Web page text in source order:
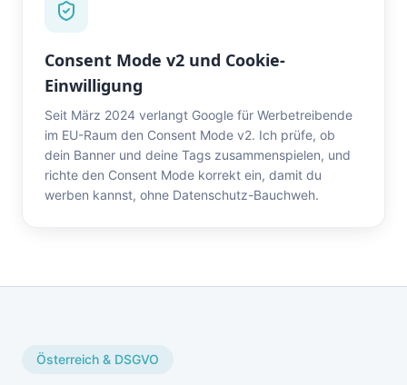
Consent Mode v2 und Cookie-
Einwilligung
Seit März 2024 verlangt Google für Werbetreibende
im EU-Raum den Consent Mode v2. Ich prüfe, ob
dein Banner und deine Tags zusammenspielen, und
richte den Consent Mode korrekt ein, damit du
werben kannst, ohne Datenschutz-Bauchweh.
Österreich & DSGVO